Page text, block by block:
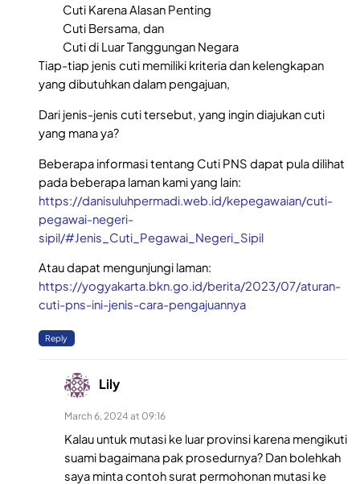
Cuti Karena Alasan Penting
Cuti Bersama, dan
Cuti di Luar Tanggungan Negara
Tiap-tiap jenis cuti memiliki kriteria dan kelengkapan
yang dibutuhkan dalam pengajuan,
Dari jenis-jenis cuti tersebut, yang ingin diajukan cuti
yang mana ya?
Beberapa informasi tentang Cuti PNS dapat pula dilihat
pada beberapa laman kami yang lain:
https://danisuluhpermadi.web.id/kepegawaian/cuti-
pegawai-negeri-
sipil/#Jenis_Cuti_Pegawai_Negeri_Sipil
Atau dapat mengunjungi laman:
https://yogyakarta.bkn.go.id/berita/2023/07/aturan-
cuti-pns-ini-jenis-cara-pengajuannya
Reply
Lily
March 6, 2024 at 09:16
Kalau untuk mutasi ke luar provinsi karena mengikuti
suami bagaimana pak prosedurnya? Dan bolehkah
saya minta contoh surat permohonan mutasi ke